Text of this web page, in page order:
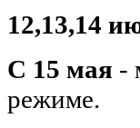
12,13,14
С 15 мая -
режиме.